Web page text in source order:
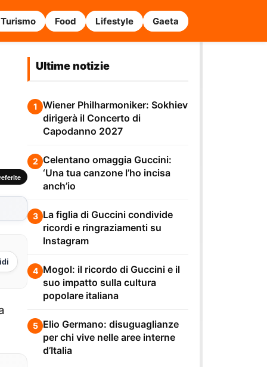
Turismo Food Lifestyle Gaeta
Ultime notizie
1 Wiener Philharmoniker: Sokhiev
dirigerà il Concerto di
Capodanno 2027
2 Celentano omaggia Guccini:
‘Una tua canzone l’ho incisa
anch’io
3 La figlia di Guccini condivide
ricordi e ringraziamenti su
Instagram
4 Mogol: il ricordo di Guccini e il
suo impatto sulla cultura
popolare italiana
5 Elio Germano: disuguaglianze
per chi vive nelle aree interne
d’Italia